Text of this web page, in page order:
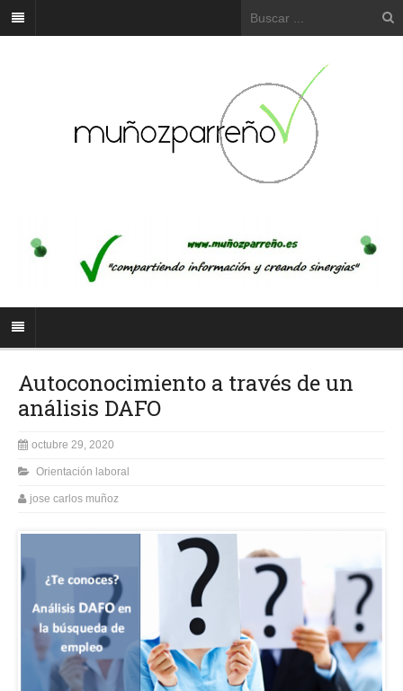
Autoconocimiento a través de un
análisis DAFO
octubre 29, 2020
Orientación laboral
jose carlos muñoz